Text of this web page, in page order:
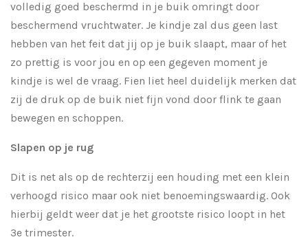
volledig goed beschermd in je buik omringt door
beschermend vruchtwater. Je kindje zal dus geen last
hebben van het feit dat jij op je buik slaapt, maar of het
zo prettig is voor jou en op een gegeven moment je
kindje is wel de vraag. Fien liet heel duidelijk merken dat
zij de druk op de buik niet fijn vond door flink te gaan
bewegen en schoppen.
Slapen op je rug
Dit is net als op de rechterzij een houding met een klein
verhoogd risico maar ook niet benoemingswaardig. Ook
hierbij geldt weer dat je het grootste risico loopt in het
3e trimester.